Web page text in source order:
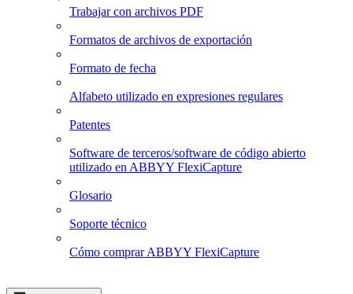
Trabajar con archivos PDF
Formatos de archivos de exportación
Formato de fecha
Alfabeto utilizado en expresiones regulares
Patentes
Software de terceros/software de código abierto
utilizado en ABBYY FlexiCapture
Glosario
Soporte técnico
Cómo comprar ABBYY FlexiCapture